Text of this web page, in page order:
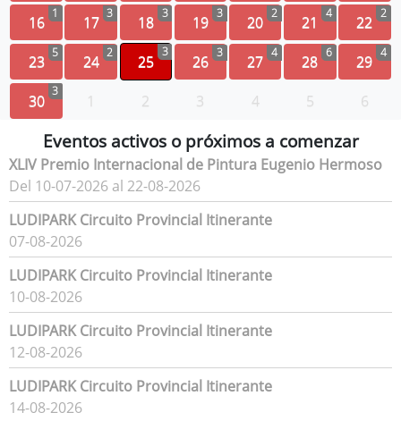
16 1 17 3 18 3 19 3 20 2 21 4 22 2
23 5 24 2 25
3
26 3 27 4 28 6 29 4
30 3 1 2 3 4 5 6
Eventos activos o próximos a comenzar
XLIV Premio Internacional de Pintura Eugenio Hermoso
Del 10-07-2026 al 22-08-2026
LUDIPARK Circuito Provincial Itinerante
07-08-2026
LUDIPARK Circuito Provincial Itinerante
10-08-2026
LUDIPARK Circuito Provincial Itinerante
12-08-2026
LUDIPARK Circuito Provincial Itinerante
14-08-2026